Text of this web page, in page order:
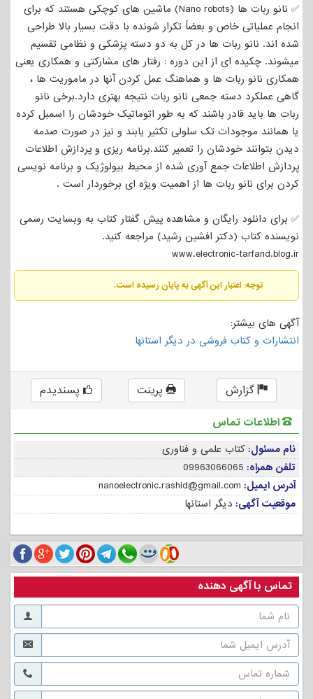
✅ نانو ربات ها (Nano robots) ماشین های کوچکی هستند که برای
انجام عملیاتی خاص و بعضاً تکرار شونده با دقت بسیار بالا طراحی
شده اند. نانو ربات ها در کل به دو دسته پزشکی و نظامی تقسیم
میشوند. چکیده ای از این دوره : رفتار های مشارکتی و همکاری یعنی
همکاری نانو ربات ها و هماهنگ عمل کردن آنها در ماموریت ها ،
گاهی عملکرد دسته جمعی نانو ربات نتیجه بهتری دارد.برخی نانو
ربات ها باید قادر باشند که به طور اتوماتیک خودشان را اسمبل کرده
یا همانند موجودات تک سلولی تکثیر یابند و نیز در صورت صدمه
دیدن بتوانند خودشان را تعمیر کنند.برنامه ریزی و پردازش اطلاعات
پردازش اطلاعات جمع آوری شده از محیط بیولوژیک و برنامه نویسی
کردن برای نانو ربات ها از اهمیت ویژه ای برخوردار است .
✅ برای دانلود رایگان و مشاهده پیش گفتار کتاب به وبسایت رسمی
نویسنده کتاب (دکتر افشین رشید) مراجعه کنید.
www.electronic-tarfand.blog.ir
توجه: اعتبار این آگهی به پایان رسیده است.
آگهی های بیشتر:
انتشارات و کتاب فروشی در دیگر استانها
گزارش پرینت
پسندیدم
اطلاعات تماس
نام مسئول:کتاب علمی و فناوری
تلفن همراه: 09963066065
آدرس ایمیل: nanoelectronic.rashid@gmail.com
موقعیت آگهی: دیگر استانها
تماس با آگهی دهنده